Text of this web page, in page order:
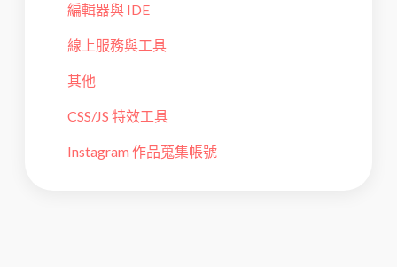
編輯器與 IDE
線上服務與工具
其他
CSS/JS 特效工具
Instagram 作品蒐集帳號